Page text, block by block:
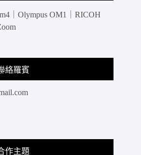
｜Olympus OM1｜RICOH
絡羅賓
作主題